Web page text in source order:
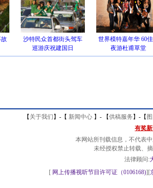
故
沙特民众首都街头驾车
巡游庆祝建国日
世界模特嘉年华 60
夜游杜甫草堂
【 关于我们 】-【 新闻中心 】- 【供稿服务 】-【
有奖
本网站所刊载信息，不代表
未经授权禁止转载、
法律顾问:
[ 网上传播视听节目许可证（0106168)][